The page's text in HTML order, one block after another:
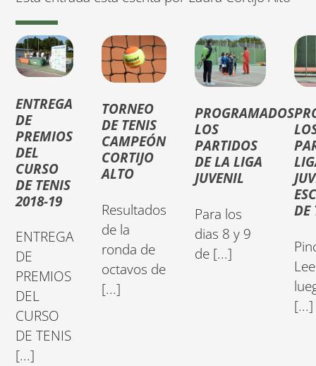
ENTREGA
DE
PREMIOS
DEL
CURSO
DE TENIS
2018-19
ENTREGA
DE
PREMIOS
DEL
CURSO
DE TENIS
[...]
TORNEO
DE TENIS
CAMPEÓN
CORTIJO
ALTO
Resultados
de la
ronda de
octavos de
[...]
PROGRAMADOS
LOS
PARTIDOS
DE LA LIGA
JUVENIL
Para los
dias 8 y 9
de [...]
DE
[...]